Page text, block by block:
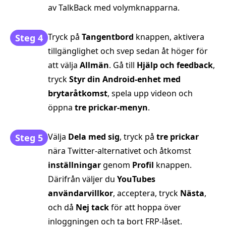
av TalkBack med volymknapparna.
Steg 4 Tryck på Tangentbord knappen, aktivera
tillgänglighet och svep sedan åt höger för
att välja Allmän. Gå till Hjälp och feedback,
tryckStyr din Android-enhet med
brytaråtkomst, spela upp videon och
öppna tre prickar-menyn.
Steg 5 Välja Dela med sig, tryck på tre prickar
nära Twitter-alternativet och åtkomst
inställningargenom Profil knappen.
Därifrån väljer du YouTubes
användarvillkor, acceptera, tryck Nästa,
och då Nej tackför att hoppa över
inloggningen och ta bort FRP-låset.